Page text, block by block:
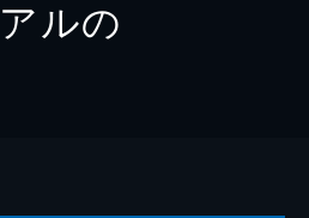
ルの